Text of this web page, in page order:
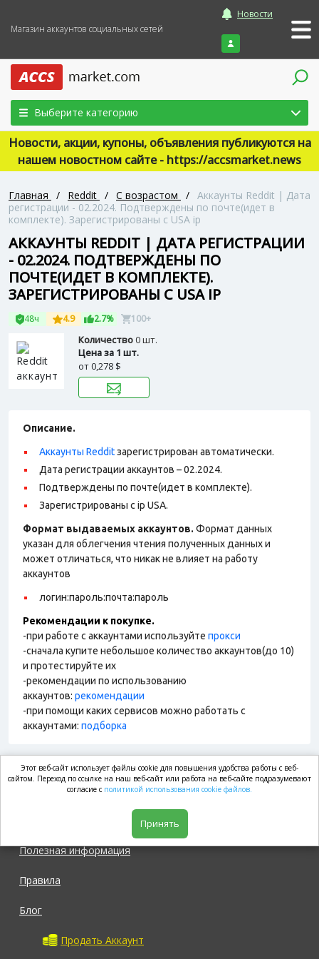
Магазин аккаунтов социальных сетей
Новости
Войти
Выберите категорию
Новости, акции, купоны, объявления публикуются на
нашем новостном сайте - https://accsmarket.news
Главная / Reddit / С возрастом / Аккаунты Reddit | Дата
регистрации - 02.2024. Подтверждены по почте(идет в
комплекте). Зарегистрированы с USA ip
АККАУНТЫ REDDIT | ДАТА РЕГИСТРАЦИИ
- 02.2024. ПОДТВЕРЖДЕНЫ ПО
ПОЧТЕ(ИДЕТ В КОМПЛЕКТЕ).
ЗАРЕГИСТРИРОВАНЫ С USA IP
48ч 4.9 2.7% 100+
Количество0 шт.
Цена за 1 шт.
от0,278 $
Описание.
Аккаунты Redditзарегистрирован автоматически.
Дата регистрации аккаунтов – 02.2024.
Подтверждены по почте(идет в комплекте).
Зарегистрированы с ip USA.
Формат выдаваемых аккаунтов. Формат данных
указан для облегчения чтения полученных данных и
может отличаться, что никак не влияет на работу
аккаунтов
логин:пароль:почта:пароль
Рекомендации к покупке.
-при работе с аккаунтами используйте прокси
-сначала купите небольшое количество аккаунтов(до 10)
и протестируйте их
-рекомендации по использованию
аккаунтов: рекомендации
-при помощи каких сервисов можно работать с
аккаунтами: подборка
market.com
Полезная информация
Правила
Блог
Продать Аккаунт
Этот веб-сайт использует файлы cookie для повышения удобства работы с веб-
сайтом. Переход по ссылке на наш веб-сайт или работа на веб-сайте подразумевают
согласие с политикой использования cookie файлов.
Принять